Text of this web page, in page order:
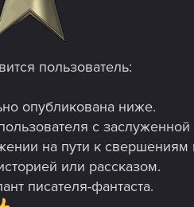
пользователь:
опубликована ниже.
с
на пути к свершениям
или рассказом.
писателя-фантаста.